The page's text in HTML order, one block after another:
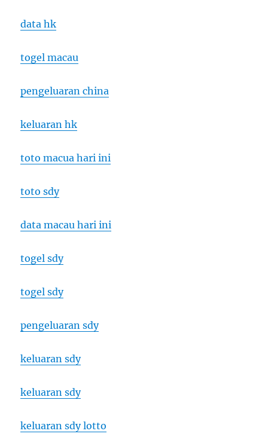
data hk
togel macau
pengeluaran china
keluaran hk
toto macua hari ini
toto sdy
data macau hari ini
togel sdy
togel sdy
pengeluaran sdy
keluaran sdy
keluaran sdy
keluaran sdy lotto